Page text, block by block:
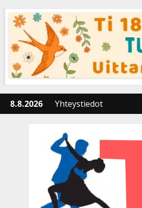
content
8.8.2026 Yhteystiedot